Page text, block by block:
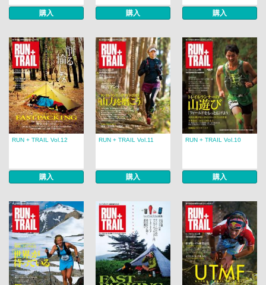
購入 購入 購入
RUN + TRAIL Vol.12
購入
RUN + TRAIL Vol.11
購入
RUN + TRAIL Vol.10
購入